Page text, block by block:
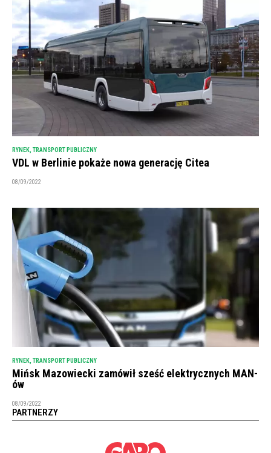
RYNEK, TRANSPORT PUBLICZNY
VDL w Berlinie pokaże nowa generację Citea
08/09/2022
RYNEK TRANSPORT PUBLICZNY
Mińsk Mazowiecki zamówił sześć elektrycznych MAN-
ów
08/09/2022
PARTNERZY